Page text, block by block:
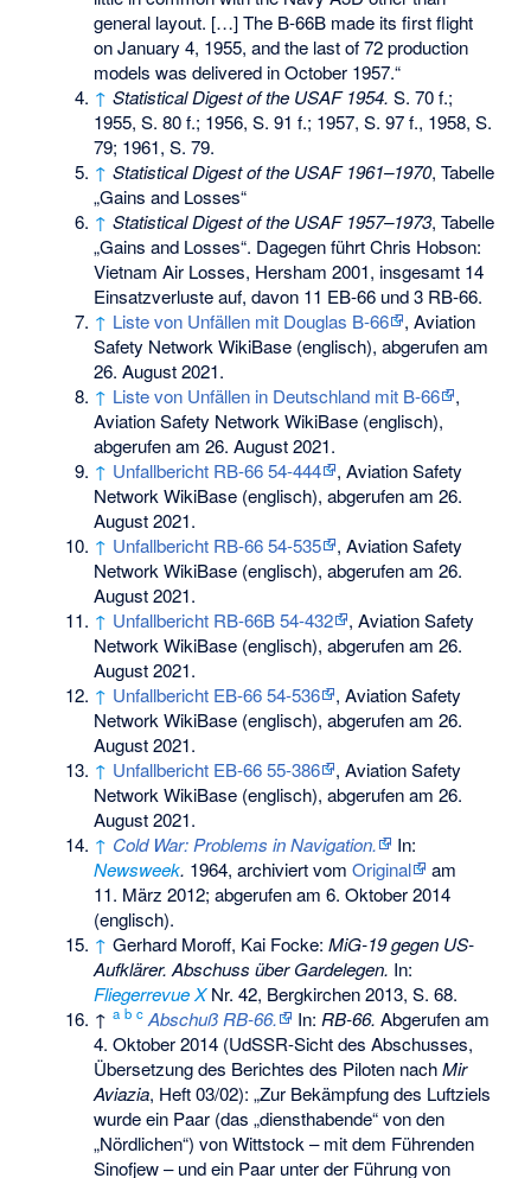
general layout. […] The B-66B made its first flight
on January 4, 1955, and the last of 72 production
models was delivered in October 1957.“
↑ Statistical Digest of the USAF 1954. S. 70 f.;
1955, S. 80 f.; 1956, S. 91 f.; 1957, S. 97 f., 1958, S.
79; 1961, S. 79.
↑ Statistical Digest of the USAF 1961–1970, Tabelle
„Gains and Losses“
↑ Statistical Digest of the USAF 1957–1973, Tabelle
„Gains and Losses“. Dagegen führt Chris Hobson:
Vietnam Air Losses, Hersham 2001, insgesamt 14
Einsatzverluste auf, davon 11 EB-66 und 3 RB-66.
↑ Liste von Unfällen mit Douglas B-66 ,Aviation
Safety Network WikiBase (englisch), abgerufen am
26. August 2021.
↑ Liste von Unfällen in Deutschland mit B-66
,
Aviation Safety Network WikiBase (englisch),
abgerufen am 26. August 2021.
↑ Unfallbericht RB-66 54-444 ,Aviation Safety
Network WikiBase (englisch), abgerufen am 26.
August 2021.
↑ Unfallbericht RB-66 54-535 ,Aviation Safety
Network WikiBase (englisch), abgerufen am 26.
August 2021.
↑ Unfallbericht RB-66B 54-432 ,Aviation Safety
Network WikiBase (englisch), abgerufen am 26.
August 2021.
↑ Unfallbericht EB-66 54-536 ,Aviation Safety
Network WikiBase (englisch), abgerufen am 26.
August 2021.
↑ Unfallbericht EB-66 55-386 ,Aviation Safety
Network WikiBase (englisch), abgerufen am 26.
August 2021.
↑ Cold War: Problems in Navigation.
In:
Newsweek. 1964, archiviert vomOriginal
am
11. März 2012; abgerufen am 6. Oktober 2014
(englisch).
↑ Gerhard Moroff, Kai Focke:MiG-19 gegen US-
Aufklärer. Abschuss über Gardelegen. In:
Fliegerrevue XNr. 42, Bergkirchen 2013, S. 68.
↑a b c Abschuß RB-66. In: RB-66. Abgerufen am
4. Oktober 2014 (UdSSR-Sicht des Abschusses,
Übersetzung des Berichtes des Piloten nachMir
Aviazia, Heft 03/02): „Zur Bekämpfung des Luftziels
wurde ein Paar (das „diensthabende“ von den
„Nördlichen“) von Wittstock – mit dem Führenden
Sinofjew – und ein Paar unter der Führung von